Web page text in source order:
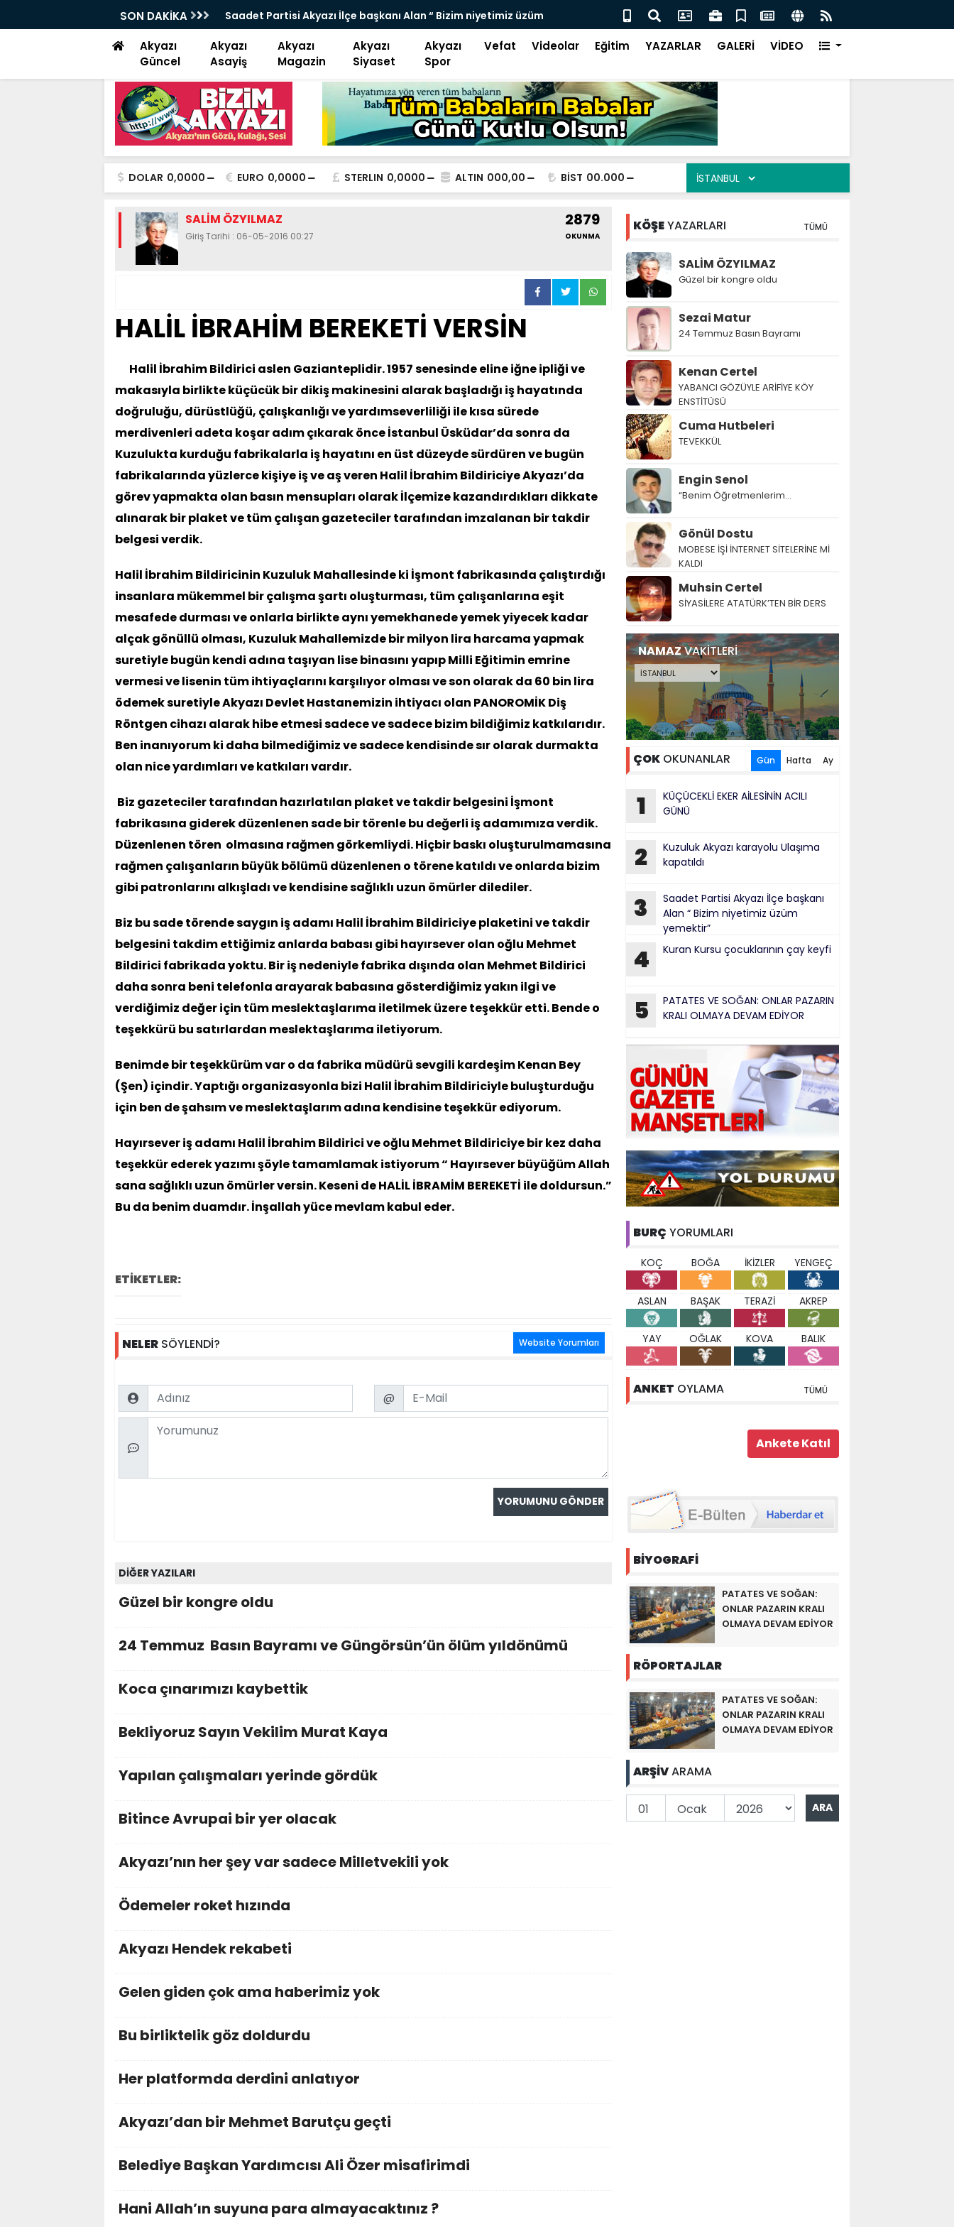
SON DAKİKA
Akyazı İlçe başkanı Alan “ Bizim niyetimiz üzüm Kuzuluk Akyazı karayolu Ulaşıma kapatıldı KÜÇÜCEKLİ EKER AİLESİNİN ACILI GÜNÜ
Akyazı
Güncel
Akyazı
Asayiş
Akyazı
Magazin
Akyazı
Siyaset
Akyazı
Spor
Vefat Videolar Eğitim YAZARLAR GALERİ VİDEO
DOLAR 0,0000 EURO 0,0000 STERLIN 0,0000 ALTIN 000,00 BİST 00.000
SALİM ÖZYILMAZ
Giriş Tarihi : 06-05-2016 00:27
2879
OKUNMA
HALİL İBRAHİM BEREKETİ VERSİN
Halil İbrahim Bildirici aslen Gazianteplidir. 1957 senesinde eline iğne ipliği ve
makasıyla birlikte küçücük bir dikiş makinesini alarak başladığı iş hayatında
doğruluğu, dürüstlüğü, çalışkanlığı ve yardımseverliliği ile kısa sürede
merdivenleri adeta koşar adım çıkarak önce İstanbul Üsküdar’da sonra da
Kuzulukta kurduğu fabrikalarla iş hayatını en üst düzeyde sürdüren ve bugün
fabrikalarında yüzlerce kişiye iş ve aş veren Halil İbrahim Bildiriciye Akyazı’da
görev yapmakta olan basın mensupları olarak İlçemize kazandırdıkları dikkate
alınarak bir plaket ve tüm çalışan gazeteciler tarafından imzalanan bir takdir
belgesi verdik.
Halil İbrahim Bildiricinin Kuzuluk Mahallesinde ki İşmont fabrikasında çalıştırdığı
insanlara mükemmel bir çalışma şartı oluşturması, tüm çalışanlarına eşit
mesafede durması ve onlarla birlikte aynı yemekhanede yemek yiyecek kadar
alçak gönüllü olması, Kuzuluk Mahallemizde bir milyon lira harcama yapmak
suretiyle bugün kendi adına taşıyan lise binasını yapıp Milli Eğitimin emrine
vermesi ve lisenin tüm ihtiyaçlarını karşılıyor olması ve son olarak da 60 bin lira
ödemek suretiyle Akyazı Devlet Hastanemizin ihtiyacı olan PANOROMİK Diş
Röntgen cihazı alarak hibe etmesi sadece ve sadece bizim bildiğimiz katkılarıdır.
Ben inanıyorum ki daha bilmediğimiz ve sadece kendisinde sır olarak durmakta
olan nice yardımları ve katkıları vardır.
Biz gazeteciler tarafından hazırlatılan plaket ve takdir belgesini İşmont
fabrikasına giderek düzenlenen sade bir törenle bu değerli iş adamımıza verdik.
Düzenlenen tören olmasına rağmen görkemliydi. Hiçbir baskı oluşturulmamasına
rağmen çalışanların büyük bölümü düzenlenen o törene katıldı ve onlarda bizim
gibi patronlarını alkışladı ve kendisine sağlıklı uzun ömürler dilediler.
Biz bu sade törende saygın iş adamı Halil İbrahim Bildiriciye plaketini ve takdir
belgesini takdim ettiğimiz anlarda babası gibi hayırsever olan oğlu Mehmet
Bildirici fabrikada yoktu. Bir iş nedeniyle fabrika dışında olan Mehmet Bildirici
daha sonra beni telefonla arayarak babasına gösterdiğimiz yakın ilgi ve
verdiğimiz değer için tüm meslektaşlarıma iletilmek üzere teşekkür etti. Bende o
teşekkürü bu satırlardan meslektaşlarıma iletiyorum.
Benimde bir teşekkürüm var o da fabrika müdürü sevgili kardeşim Kenan Bey
(Şen) içindir. Yaptığı organizasyonla bizi Halil İbrahim Bildiriciyle buluşturduğu
için ben de şahsım ve meslektaşlarım adına kendisine teşekkür ediyorum.
Hayırsever iş adamı Halil İbrahim Bildirici ve oğlu Mehmet Bildiriciye bir kez daha
teşekkür ederek yazımı şöyle tamamlamak istiyorum “ Hayırsever büyüğüm Allah
sana sağlıklı uzun ömürler versin. Keseni de HALİL İBRAMİM BEREKETİ ile doldursun.”
Bu da benim duamdır. İnşallah yüce mevlam kabul eder.
ETİKETLER:
NELER SÖYLENDİ? Website Yorumları
Name Email
@
Comment
DİĞER YAZILARI
Güzel bir kongre oldu
24 Temmuz Basın Bayramı ve Güngörsün’ün ölüm yıldönümü
Koca çınarımızı kaybettik
Bekliyoruz Sayın Vekilim Murat Kaya
Yapılan çalışmaları yerinde gördük
Bitince Avrupai bir yer olacak
Akyazı’nın her şey var sadece Milletvekili yok
Ödemeler roket hızında
Akyazı Hendek rekabeti
Gelen giden çok ama haberimiz yok
Bu birliktelik göz doldurdu
Her platformda derdini anlatıyor
Akyazı’dan bir Mehmet Barutçu geçti
Belediye Başkan Yardımcısı Ali Özer misafirimdi
Hani Allah’ın suyuna para almayacaktınız ?
KÖŞEYAZARLARI TÜMÜ
SALİM ÖZYILMAZ
Güzel bir kongre oldu
Sezai Matur
24 Temmuz Basın Bayramı
Kenan Certel
YABANCI GÖZÜYLE ARİFİYE KÖY
ENSTİTÜSÜ
Cuma Hutbeleri
TEVEKKÜL
Engin Senol
“Benim Öğretmenlerim…
Gönül Dostu
MOBESE İŞİ İNTERNET SİTELERİNE Mİ
KALDI
Muhsin Certel
SİYASİLERE ATATÜRK’TEN BİR DERS
NAMAZVAKİTLERİ
ÇOK OKUNANLAR Gün Hafta Ay
1
KÜÇÜCEKLİ EKER AİLESİNİN ACILI
GÜNÜ
2
Kuzuluk Akyazı karayolu Ulaşıma
kapatıldı
3
Saadet Partisi Akyazı İlçe başkanı
Alan “ Bizim niyetimiz üzüm
yemektir”
4 Kuran Kursu çocuklarının çay keyfi
5
PATATES VE SOĞAN: ONLAR PAZARIN
KRALI OLMAYA DEVAM EDİYOR
BURÇ YORUMLARI
KOÇ BOĞA İKİZLER YENGEÇ
ASLAN BAŞAK TERAZİ AKREP
YAY OĞLAK KOVA BALIK
ANKET OYLAMA TÜMÜ
BİYOGRAFİ
PATATES VE SOĞAN:
ONLAR PAZARIN KRALI
OLMAYA DEVAM EDİYOR
RÖPORTAJLAR
PATATES VE SOĞAN:
ONLAR PAZARIN KRALI
OLMAYA DEVAM EDİYOR
ARŞİVARAMA